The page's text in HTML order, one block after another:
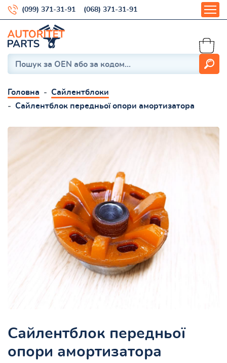
(099) 371-31-91 (068) 371-31-91
Головна
Сайлентблоки
Сайлентблок передньої опори амортизатора
Сайлентблок передньої
опори амортизатора